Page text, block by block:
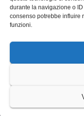
durante la navigazione o
consenso potrebbe influire
funzioni.
Proudly powered by